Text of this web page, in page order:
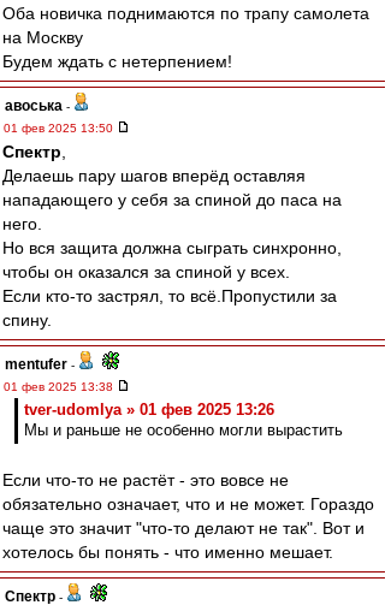
Оба новичка поднимаются по трапу самолета
на Москву
Будем ждать с нетерпением!
авоська -
01 фев 2025 13:50
Спектр
Делаешь пару шагов вперёд оставляя
нападающего у себя за спиной до паса на
него.
Но вся защита должна сыграть синхронно,
чтобы он оказался за спиной у всех.
Если кто-то застрял, то всё.Пропустили за
спину.
mentufer -
01 фев 2025 13:38
tver-udomlya » 01 фев 2025 13:26
Мы и раньше не особенно могли вырастить
Если что-то не растёт - это вовсе не
обязательно означает, что и не может. Гораздо
чаще это значит "что-то делают не так". Вот и
хотелось бы понять - что именно мешает.
Спектр -